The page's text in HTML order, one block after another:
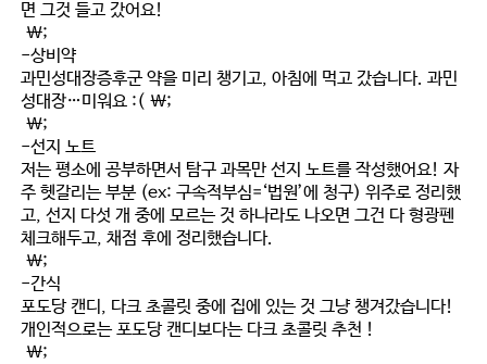
면 그것 들고 갔어요!
\;
-상비약
과민성대장증후군 약을 미리 챙기고, 아침에 먹고 갔습니다. 과민
성대장…미워요 :( \;
\;
-선지 노트
저는 평소에 공부하면서 탐구 과목만 선지 노트를 작성했어요! 자
주 헷갈리는 부분 (ex: 구속적부심=‘법원’에 청구) 위주로 정리했
고, 선지 다섯 개 중에 모르는 것 하나라도 나오면 그건 다 형광펜
체크해두고, 채점 후에 정리했습니다.
\;
-간식
포도당 캔디, 다크 초콜릿 중에 집에 있는 것 그냥 챙겨갔습니다!
개인적으로는 포도당 캔디보다는 다크 초콜릿 추천 !
\;